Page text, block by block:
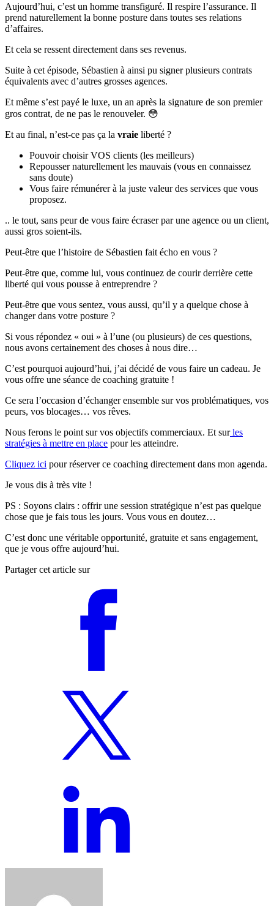
Aujourd’hui, c’est un homme transfiguré. Il respire l’assurance. Il
prend naturellement la bonne posture dans toutes ses relations
d’affaires.
Et cela se ressent directement dans ses revenus.
Suite à cet épisode, Sébastien à ainsi pu signer plusieurs contrats
équivalents avec d’autres grosses agences.
Et même s’est payé le luxe, un an après la signature de son premier
gros contrat, de ne pas le renouveler. 😳
Et au final, n’est-ce pas ça la vraie liberté ?
Pouvoir choisir VOS clients (les meilleurs)
Repousser naturellement les mauvais (vous en connaissez
sans doute)
Vous faire rémunérer à la juste valeur des services que vous
proposez.
.. le tout, sans peur de vous faire écraser par une agence ou un client,
aussi gros soient-ils.
Peut-être que l’histoire de Sébastien fait écho en vous ?
Peut-être que, comme lui, vous continuez de courir derrière cette
liberté qui vous pousse à entreprendre ?
Peut-être que vous sentez, vous aussi, qu’il y a quelque chose à
changer dans votre posture ?
Si vous répondez « oui » à l’une (ou plusieurs) de ces questions,
nous avons certainement des choses à nous dire…
C’est pourquoi aujourd’hui, j’ai décidé de vous faire un cadeau. Je
vous offre une séance de coaching gratuite !
Ce sera l’occasion d’échanger ensemble sur vos problématiques, vos
peurs, vos blocages… vos rêves.
Nous ferons le point sur vos objectifs commerciaux. Et surles
stratégies à mettre en place pour les atteindre.
Cliquez ici pour réserver ce coaching directement dans mon agenda.
Je vous dis à très vite !
PS : Soyons clairs : offrir une session stratégique n’est pas quelque
chose que je fais tous les jours. Vous vous en doutez…
C’est donc une véritable opportunité, gratuite et sans engagement,
que je vous offre aujourd’hui.
Partager cet article sur